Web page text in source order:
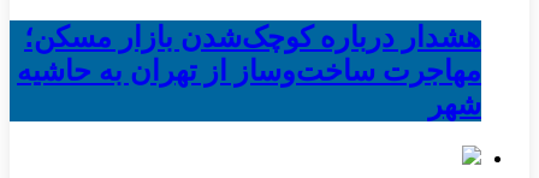
هشدار درباره کوچک‌شدن بازار مسکن؛
مهاجرت ساخت‌وساز از تهران به حاشیه‌
شهر